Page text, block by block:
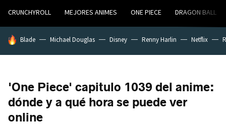
CRUNCHYROLL MEJORES ANIMES ONE PIECE DRAGON BALL
HOY SE HABLA DE
Blade Michael Douglas Disney Renny Harlin Netflix
'One Piece' capitulo 1039 del anime:
dónde y a qué hora se puede ver
online